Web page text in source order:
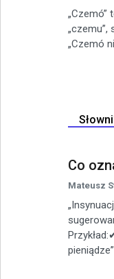
„Czemó”
„Czemó
Co
Mateusz